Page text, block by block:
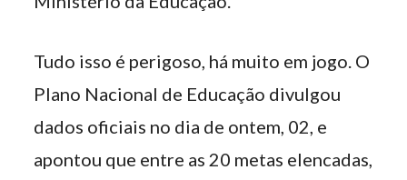
Tudo isso é perigoso, há muito em jogo. O
Plano Nacional de Educação divulgou
dados oficiais no dia de ontem, 02, e
apontou que entre as 20 metas elencadas,